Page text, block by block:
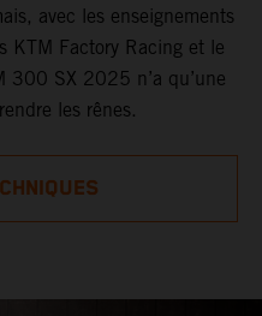
avec les enseignements
KTM Factory Racing et le
300 SX 2025 n’a qu’une
les rênes.